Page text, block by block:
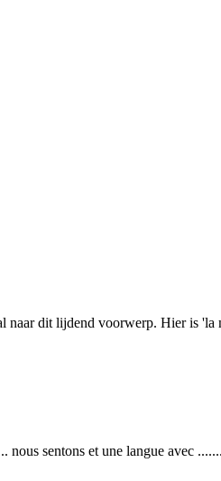
dit lijdend voorwerp. Hier is
sentons et une langue avec